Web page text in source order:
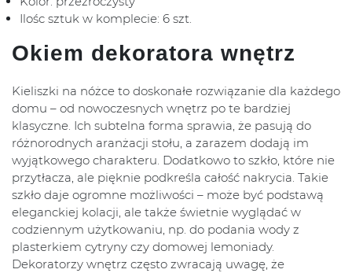
Ilośc sztuk w komplecie: 6 szt.
Okiem dekoratora wnętrz
Kieliszki na nóżce to doskonałe rozwiązanie dla każdego
domu – od nowoczesnych wnętrz po te bardziej
klasyczne. Ich subtelna forma sprawia, że pasują do
różnorodnych aranżacji stołu, a zarazem dodają im
wyjątkowego charakteru. Dodatkowo to szkło, które nie
przytłacza, ale pięknie podkreśla całość nakrycia. Takie
szkło daje ogromne możliwości – może być podstawą
eleganckiej kolacji, ale także świetnie wyglądać w
codziennym użytkowaniu, np. do podania wody z
plasterkiem cytryny czy domowej lemoniady.
Dekoratorzy wnętrz często zwracają uwagę, że